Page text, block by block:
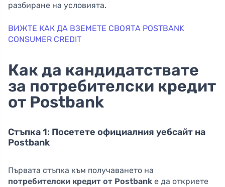
разбиране на условията.
ВИЖТЕ КАК ДА ВЗЕМЕТЕ СВОЯТА POSTBANK
CONSUMER CREDIT
Как да кандидатствате
за потребителски кредит
от Postbank
Стъпка 1: Посетете официалния уебсайт на
Postbank
Първата стъпка към получаването на
потребителски кредит от Postbank е да откриете